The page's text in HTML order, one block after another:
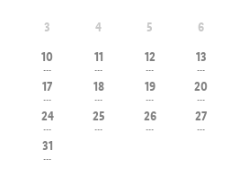
3
4 5 6
10
---
11
---
12
---
13
---
17
---
18
---
19
---
20
---
24
---
25
---
26
---
27
---
31
---